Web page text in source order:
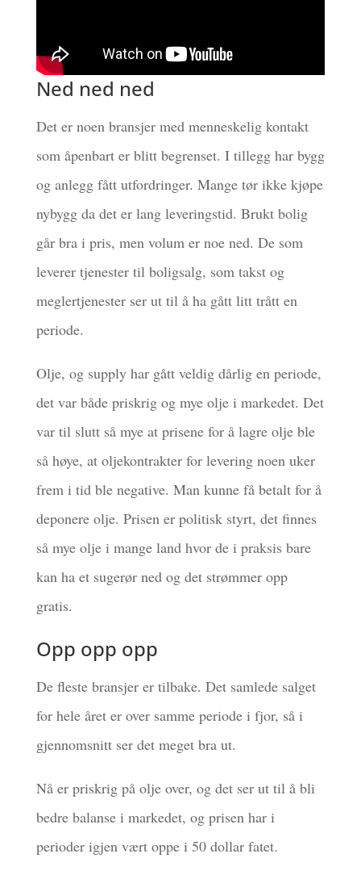
Ned ned ned
Det er noen bransjer med menneskelig kontakt
som åpenbart er blitt begrenset. I tillegg har bygg
og anlegg fått utfordringer. Mange tør ikke kjøpe
nybygg da det er lang leveringstid. Brukt bolig
går bra i pris, men volum er noe ned. De som
leverer tjenester til boligsalg, som takst og
meglertjenester ser ut til å ha gått litt trått en
periode.
Olje, og supply har gått veldig dårlig en periode,
det var både priskrig og mye olje i markedet. Det
var til slutt så mye at prisene for å lagre olje ble
så høye, at oljekontrakter for levering noen uker
frem i tid ble negative. Man kunne få betalt for å
deponere olje. Prisen er politisk styrt, det finnes
så mye olje i mange land hvor de i praksis bare
kan ha et sugerør ned og det strømmer opp
gratis.
Opp opp opp
De fleste bransjer er tilbake. Det samlede salget
for hele året er over samme periode i fjor, så i
gjennomsnitt ser det meget bra ut.
Nå er priskrig på olje over, og det ser ut til å bli
bedre balanse i markedet, og prisen har i
perioder igjen vært oppe i 50 dollar fatet.